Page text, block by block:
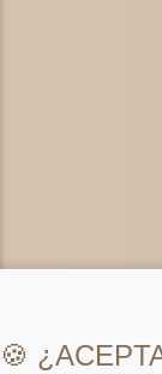
🍪